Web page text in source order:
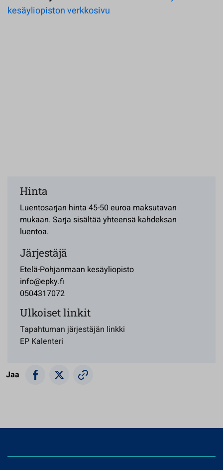
kesäyliopiston verkkosivu
Hinta
Luentosarjan hinta 45-50 euroa maksutavan
mukaan. Sarja sisältää yhteensä kahdeksan
luentoa.
Järjestäjä
Etelä-Pohjanmaan kesäyliopisto
info@epky.fi
0504317072
Ulkoiset linkit
Tapahtuman järjestäjän linkki
EP Kalenteri
Jaa